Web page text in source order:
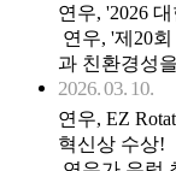
연우, '2026
연우, '제20
과 친환경성
2026. 03. 10.
연우, EZ
혁신상 수상!